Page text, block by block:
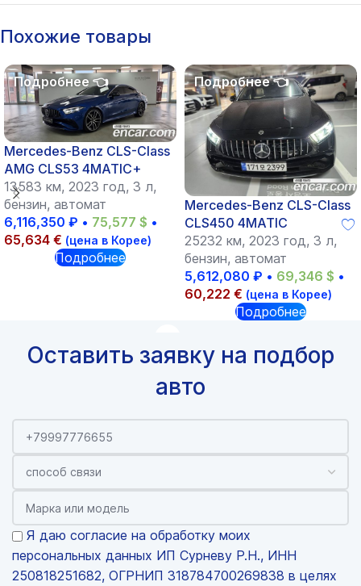
Похожие товары
Mercedes-Benz CLS-Class
AMG CLS53 4MATIC+
13583 км, 2023 год, 3 л,
бензин, автомат
6,116,350 ₽ • 75,577 $ •
65,634 € (цена в Корее)
Подробнее
Mercedes-Benz CLS-Class
CLS450 4MATIC
25232 км, 2023 год, 3 л,
бензин, автомат
5,612,080 ₽ • 69,346 $ •
60,222 € (цена в Корее)
Подробнее
Оставить заявку на подбор
авто
Я даю согласие на обработку моих
персональных данных ИП Сурневу Р.Н., ИНН
250818251682, ОГРНИП 318784700269838 в целях